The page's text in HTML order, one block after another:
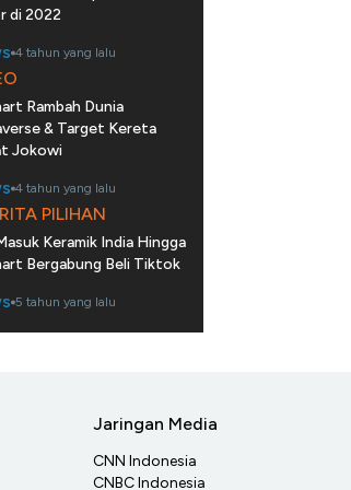
di 2022
4 tahun yang lalu
Rambah Dunia
& Target Kereta
Jokowi
4 tahun yang lalu
PILIHAN
Keramik India Hingga
Bergabung Beli Tiktok
5 tahun yang lalu
Jaringan Media
CNN Indonesia
CNBC Indonesia